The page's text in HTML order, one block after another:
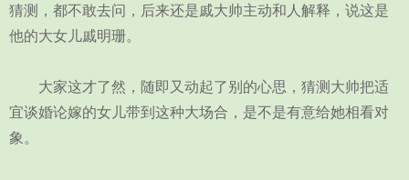
猜测，都不敢去问，后来还是戚大帅主动和人解释，说这是
他的大女儿戚明珊。
大家这才了然，随即又动起了别的心思，猜测大帅把适
宜谈婚论嫁的女儿带到这种大场合，是不是有意给她相看对
象。